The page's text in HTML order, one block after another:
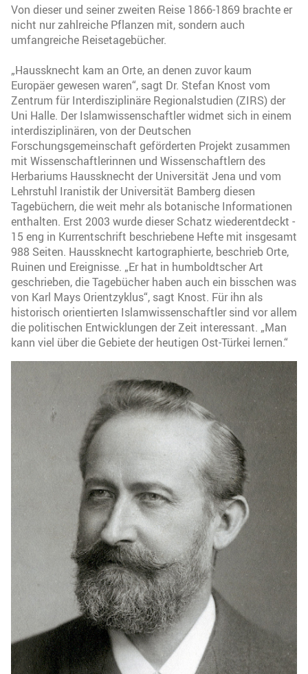
Von dieser und seiner zweiten Reise 1866-1869 brachte er
nicht nur zahlreiche Pflanzen mit, sondern auch
umfangreiche Reisetagebücher.
„Haussknecht kam an Orte, an denen zuvor kaum
Europäer gewesen waren“, sagt Dr. Stefan Knost vom
Zentrum für Interdisziplinäre Regionalstudien (ZIRS) der
Uni Halle. Der Islamwissenschaftler widmet sich in einem
interdisziplinären, von der Deutschen
Forschungsgemeinschaft geförderten Projekt zusammen
mit Wissenschaftlerinnen und Wissenschaftlern des
Herbariums Haussknecht der Universität Jena und vom
Lehrstuhl Iranistik der Universität Bamberg diesen
Tagebüchern, die weit mehr als botanische Informationen
enthalten. Erst 2003 wurde dieser Schatz wiederentdeckt -
15 eng in Kurrentschrift beschriebene Hefte mit insgesamt
988 Seiten. Haussknecht kartographierte, beschrieb Orte,
Ruinen und Ereignisse. „Er hat in humboldtscher Art
geschrieben, die Tagebücher haben auch ein bisschen was
von Karl Mays Orientzyklus“, sagt Knost. Für ihn als
historisch orientierten Islamwissenschaftler sind vor allem
die politischen Entwicklungen der Zeit interessant. „Man
kann viel über die Gebiete der heutigen Ost-Türkei lernen.“